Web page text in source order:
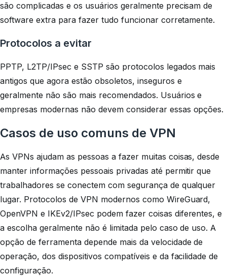
são complicadas e os usuários geralmente precisam de
software extra para fazer tudo funcionar corretamente.
Protocolos a evitar
PPTP, L2TP/IPsec e SSTP são protocolos legados mais
antigos que agora estão obsoletos, inseguros e
geralmente não são mais recomendados. Usuários e
empresas modernas não devem considerar essas opções.
Casos de uso comuns de VPN
As VPNs ajudam as pessoas a fazer muitas coisas, desde
manter informações pessoais privadas até permitir que
trabalhadores se conectem com segurança de qualquer
lugar. Protocolos de VPN modernos como WireGuard,
OpenVPN e IKEv2/IPsec podem fazer coisas diferentes, e
a escolha geralmente não é limitada pelo caso de uso. A
opção de ferramenta depende mais da velocidade de
operação, dos dispositivos compatíveis e da facilidade de
configuração.